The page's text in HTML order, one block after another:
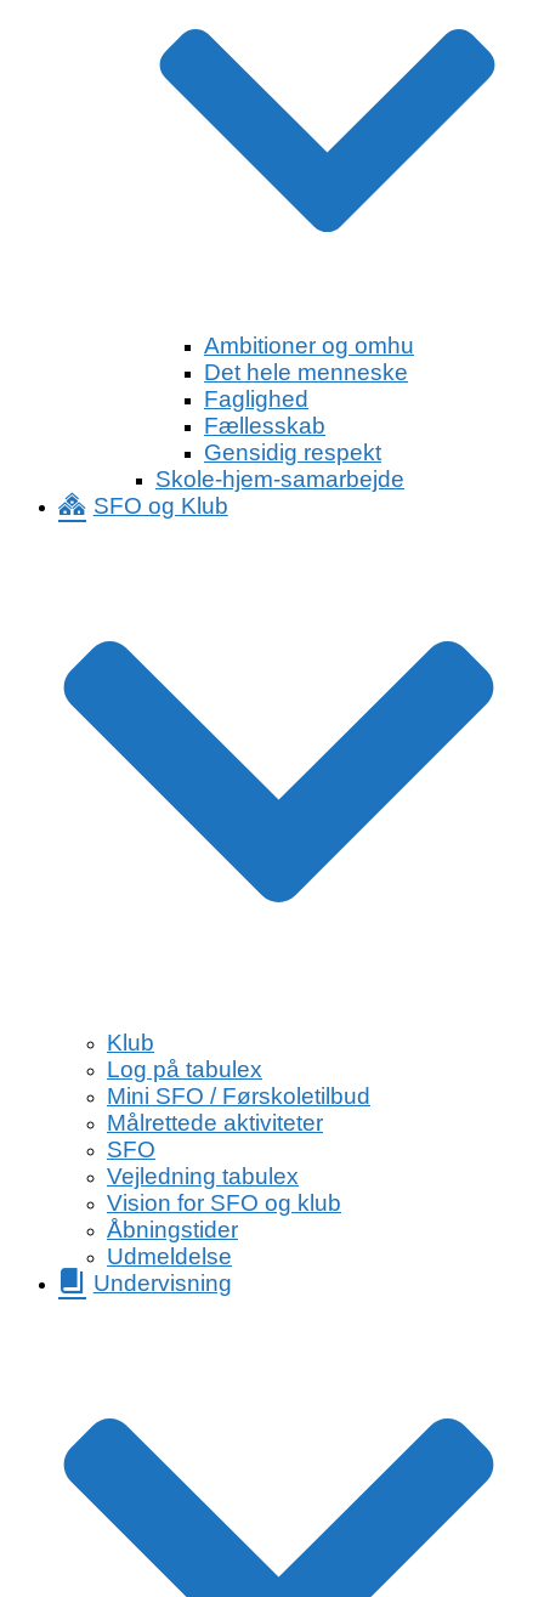
Ambitioner og omhu
Det hele menneske
Faglighed
Fællesskab
Gensidig respekt
Skole-hjem-samarbejde
SFO og Klub
Klub
Log på tabulex
Mini SFO / Førskoletilbud
Målrettede aktiviteter
SFO
Vejledning tabulex
Vision for SFO og klub
Åbningstider
Udmeldelse
Undervisning